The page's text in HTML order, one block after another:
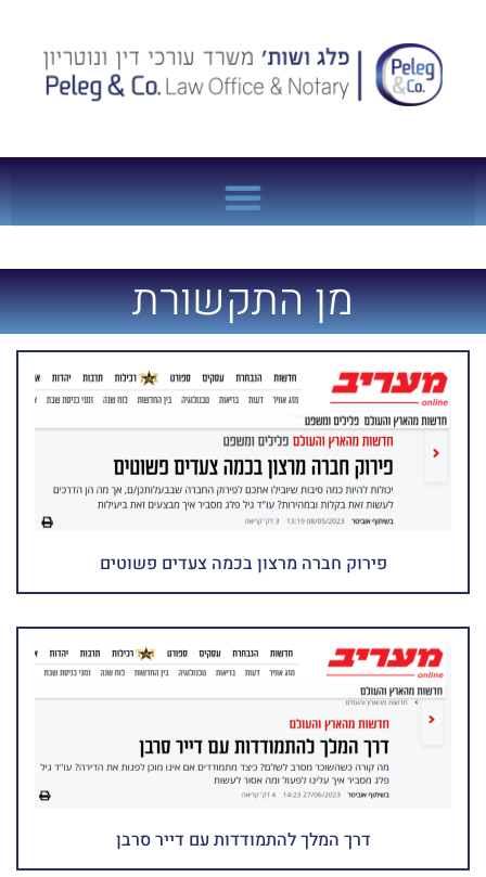
מן התקשורת
פירוק חברה מרצון בכמה צעדים פשוטים
דרך המלך להתמודדות עם דייר סרבן